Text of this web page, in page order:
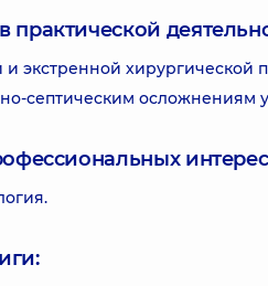
и экстренной хирургической
септическим осложнениям